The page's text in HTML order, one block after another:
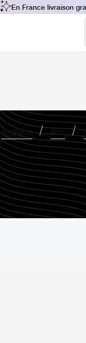
Hygiène Kits
En France livraison